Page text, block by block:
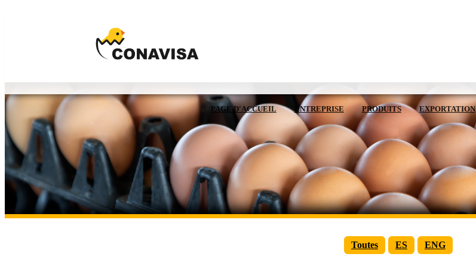
PAGE D'ACCUEIL ENTREPRISE PRODUITS EXPORTATION
Toutes ES ENG